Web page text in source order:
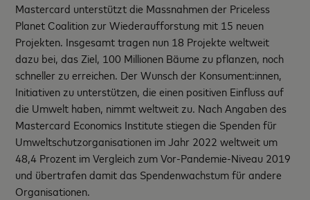
Mastercard unterstützt die Massnahmen der Priceless
Planet Coalition zur Wiederaufforstung mit 15 neuen
Projekten. Insgesamt tragen nun 18 Projekte weltweit
dazu bei, das Ziel, 100 Millionen Bäume zu pflanzen, noch
schneller zu erreichen. Der Wunsch der Konsument:innen,
Initiativen zu unterstützen, die einen positiven Einfluss auf
die Umwelt haben, nimmt weltweit zu. Nach Angaben des
Mastercard Economics Institute stiegen die Spenden für
Umweltschutzorganisationen im Jahr 2022 weltweit um
48,4 Prozent im Vergleich zum Vor-Pandemie-Niveau 2019
und übertrafen damit das Spendenwachstum für andere
Organisationen.